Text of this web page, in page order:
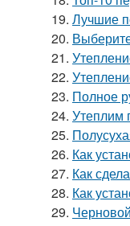
19. Лучшие
20.
21.
22.
23. Полное
24. Утеплим
25.
26. Как
27. Как
28. Как
29.